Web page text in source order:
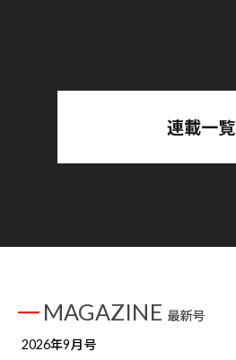
連載一覧
MAGAZINE 最新号
2026年9月号